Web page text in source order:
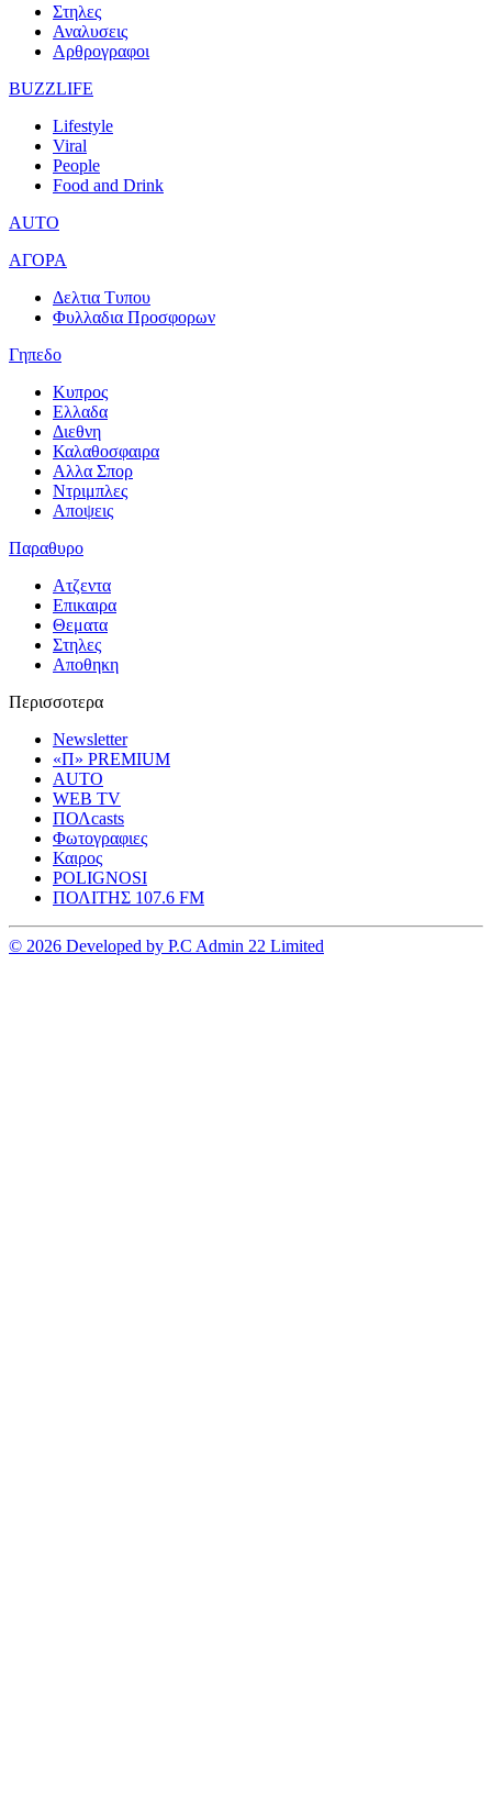
Στηλες
Αναλυσεις
Αρθρογραφοι
BUZZLIFE
Lifestyle
Viral
People
Food and Drink
AUTO
ΑΓΟΡΑ
Δελτια Τυπου
Φυλλαδια Προσφορων
Γηπεδο
Κυπρος
Ελλαδα
Διεθνη
Καλαθοσφαιρα
Αλλα Σπορ
Ντριμπλες
Αποψεις
Παραθυρο
Ατζεντα
Επικαιρα
Θεματα
Στηλες
Αποθηκη
Περισσοτερα
Newsletter
«Π» PREMIUM
AUTO
WEB TV
ΠΟΛcasts
Φωτογραφιες
Καιρος
POLIGNOSI
ΠΟΛΙΤΗΣ 107.6 FM
© 2026 Developed by P.C Admin 22 Limited